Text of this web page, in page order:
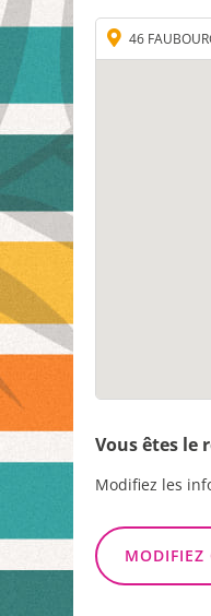
46
Vous êtes le
Modifiez les
MODIFIEZ